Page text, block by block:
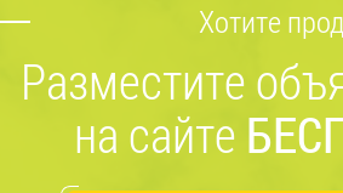
Хотите
Разместите
на сайте